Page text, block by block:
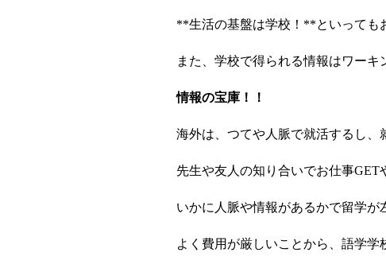
**生活の基盤は学校！**といっても
また、学校で得られる情報はワーキ
情報の宝庫！！
海外は、つてや人脈で就活するし、
先生や友人の知り合いでお仕事GET
いかに人脈や情報があるかで留学が
よく費用が厳しいことから、語学